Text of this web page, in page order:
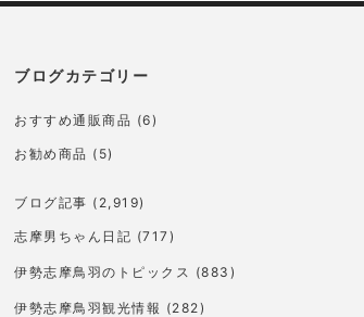
ブログカテゴリー
おすすめ通販商品 (6)
お勧め商品 (5)
ブログ記事 (2,919)
志摩男ちゃん日記 (717)
伊勢志摩鳥羽のトピックス (883)
伊勢志摩鳥羽観光情報 (282)